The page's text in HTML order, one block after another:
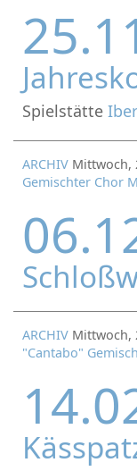
Spielstätte
ARCHIV Mittwoch,
Gemischter Chor
ARCHIV Mittwoch,
"Cantabo"